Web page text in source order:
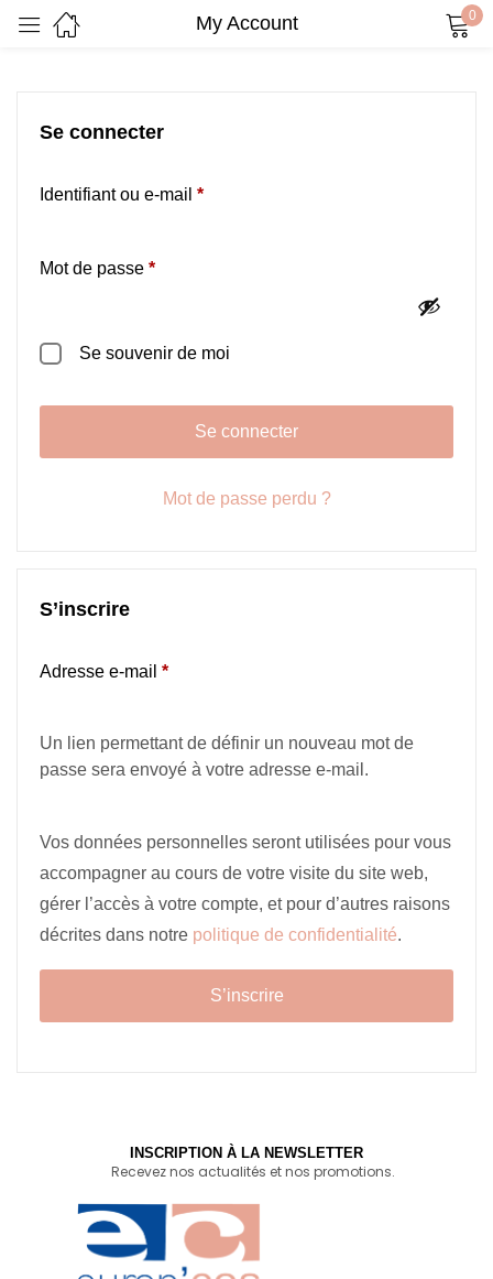
My Account 0
Se connecter
Identifiant ou e-mail *
Mot de passe *
Se souvenir de moi
Se connecter
Mot de passe perdu ?
S’inscrire
Adresse e-mail *
Un lien permettant de définir un nouveau mot de
passe sera envoyé à votre adresse e-mail.
Vos données personnelles seront utilisées pour vous
accompagner au cours de votre visite du site web,
gérer l’accès à votre compte, et pour d’autres raisons
décrites dans notre politique de confidentialité.
S’inscrire
INSCRIPTION À LA NEWSLETTER
Recevez nos actualités et nos promotions.
Remember me